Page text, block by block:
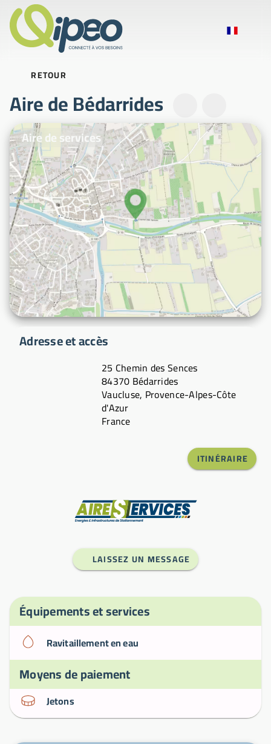
RETOUR
Aire de Bédarrides
Photos d'illustration
Aire de services
Adresse et accès
25 Chemin des Sences
84370 Bédarrides
Vaucluse, Provence-Alpes-Côte
d'Azur
France
ITINÉRAIRE
LAISSEZ UN MESSAGE
Équipements et services
Ravitaillement en eau
Moyens de paiement
Jetons